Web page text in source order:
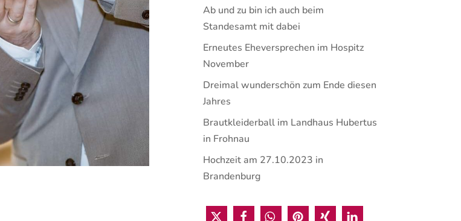
Ab und zu bin ich auch beim
Standesamt mit dabei
Erneutes Eheversprechen im Hospitz
November
Dreimal wunderschön zum Ende diesen
Jahres
Brautkleiderball im Landhaus Hubertus
in Frohnau
Hochzeit am 27.10.2023 in
Brandenburg